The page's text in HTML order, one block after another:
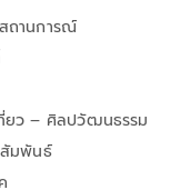
ถานการณ์
ยว – ศิลปวัฒนธรรม
สัมพันธ์